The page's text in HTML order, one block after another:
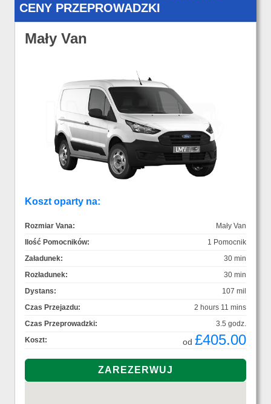
CENY PRZEPROWADZKI
Mały Van
Koszt oparty na:
Rozmiar Vana:
Mały Van
Ilość Pomocników:
1 Pomocnik
Załadunek:
30 min
Rozładunek:
30 min
Dystans:
107 mil
Czas Przejazdu:
2 hours 11 mins
Czas Przeprowadzki:
3.5 godz.
Koszt:
od £405.00